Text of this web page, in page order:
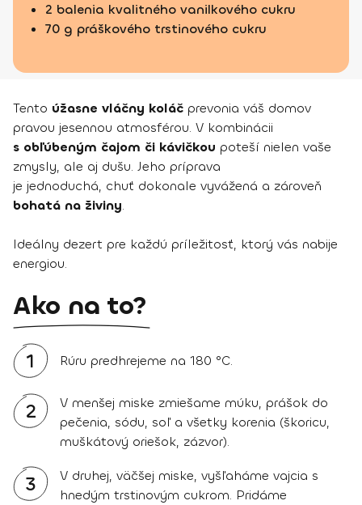
2 balenia kvalitného vanilkového cukru
70 g práškového trstinového cukru
Tento úžasne vláčny koláč prevonia váš domov
pravou jesennou atmosférou. V kombinácii
s obľúbeným čajom či kávičkou poteší nielen vaše
zmysly, ale aj dušu. Jeho príprava
je jednoduchá, chuť dokonale vyvážená a zároveň
bohatá na živiny.
Ideálny dezert pre každú príležitosť, ktorý vás nabije
energiou.
Ako na to?
1 Rúru predhrejeme na 180 °C.
2
V menšej miske zmiešame múku, prášok do
pečenia, sódu, soľ a všetky korenia (škoricu,
muškátový oriešok, zázvor).
3
V druhej, väčšej miske, vyšľaháme vajcia s
hnedým trstinovým cukrom. Pridáme